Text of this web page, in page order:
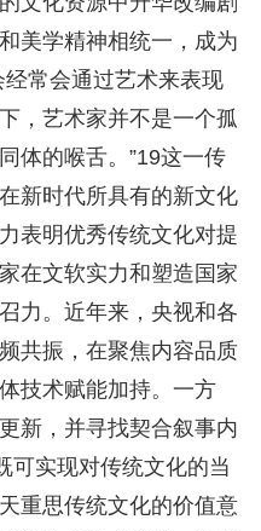
美学精神相统一，成为
常会通过艺术来表现
，艺术家并不是一个孤
体的喉舌。”19这一传
新时代所具有的新文化
表明优秀传统文化对提
在文软实力和塑造国家
力。近年来，央视和各
共振，在聚焦内容品质
技术赋能加持。一方
新，并寻找契合叙事内
可实现对传统文化的当
重思传统文化的价值意